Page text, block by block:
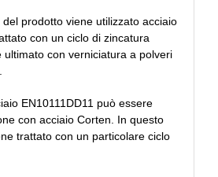
prodotto viene utilizzato acciaio
con un ciclo di zincatura
ultimato con verniciatura a polveri
EN10111DD11 può essere
con acciaio Corten. In questo
trattato con un particolare ciclo